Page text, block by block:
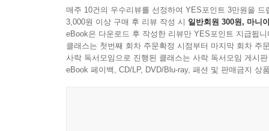
매주 10건의 우수리뷰를 선정하여 YES포인트 3만원을 드
3,000원 이상 구매 후 리뷰 작성 시 일반회원 300원, 마니
eBook은 다운로드 후 작성한 리뷰만 YES포인트 지급됩니
클래스는 첫번째 회차 주문확정 시점부터 마지막 회차 주
사락 독서모임으로 진행된 클래스는 사락 독서모임 게시
eBook 페이백, CD/LP, DVD/Blu-ray, 패션 및 판매금지 상